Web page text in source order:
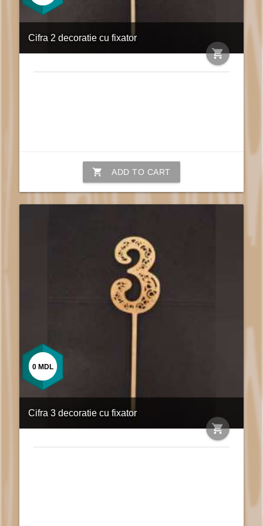
Cifra 2 decoratie cu fixator
shopping_cart
shopping_cart ADD TO CART
Cifra 3 decoratie cu fixator
shopping_cart
0 MDL